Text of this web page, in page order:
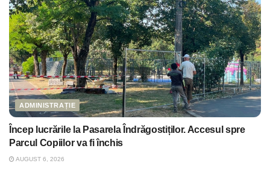
ADMINISTRAȚIE
Încep lucrările la Pasarela Îndrăgostiților. Accesul spre
Parcul Copiilor va fi închis
AUGUST 6, 2026